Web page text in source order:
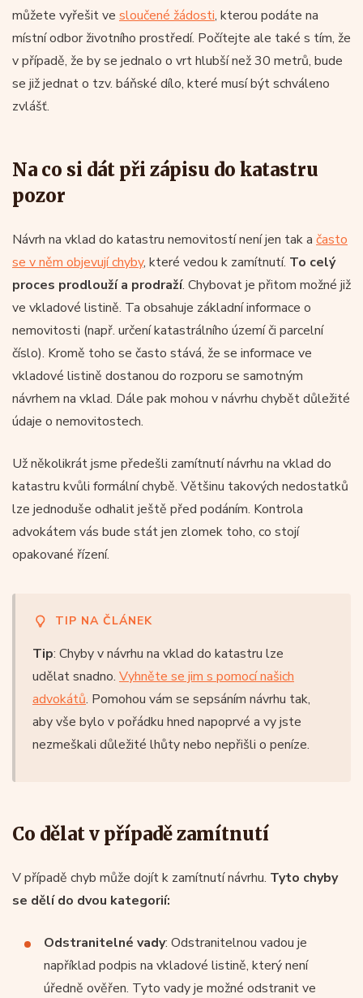
můžete vyřešit ve sloučené žádosti, kterou podáte na
místní odbor životního prostředí. Počítejte ale také s tím, že
v případě, že by se jednalo o vrt hlubší než 30 metrů, bude
se již jednat o tzv. báňské dílo, které musí být schváleno
zvlášť.
Na co si dát při zápisu do katastru
pozor
Návrh na vklad do katastru nemovitostí není jen tak a často
se v něm objevují chyby, které vedou k zamítnutí. To celý
proces prodlouží a prodraží. Chybovat je přitom možné již
ve vkladové listině. Ta obsahuje základní informace o
nemovitosti (např. určení katastrálního území či parcelní
číslo). Kromě toho se často stává, že se informace ve
vkladové listině dostanou do rozporu se samotným
návrhem na vklad. Dále pak mohou v návrhu chybět důležité
údaje o nemovitostech.
Už několikrát jsme předešli zamítnutí návrhu na vklad do
katastru kvůli formální chybě. Většinu takových nedostatků
lze jednoduše odhalit ještě před podáním. Kontrola
advokátem vás bude stát jen zlomek toho, co stojí
opakované řízení.
TIP NA ČLÁNEK
Tip: Chyby v návrhu na vklad do katastru lze
udělat snadno. Vyhněte se jim s pomocí našich
advokátů. Pomohou vám se sepsáním návrhu tak,
aby vše bylo v pořádku hned napoprvé a vy jste
nezmeškali důležité lhůty nebo nepřišli o peníze.
Co dělat v případě zamítnutí
V případě chyb může dojít k zamítnutí návrhu. Tyto chyby
se dělí do dvou kategorií:
Odstranitelné vady: Odstranitelnou vadou je
například podpis na vkladové listině, který není
úředně ověřen. Tyto vady je možné odstranit ve